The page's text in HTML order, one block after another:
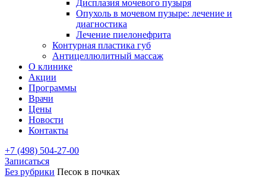
Дисплазия мочевого пузыря
Опухоль в мочевом пузыре: лечение и
диагностика
Лечение пиелонефрита
Контурная пластика губ
Антицеллюлитный массаж
О клинике
Акции
Программы
Врачи
Цены
Новости
Контакты
+7 (498) 504-27-00
Записаться
Без рубрики Песок в почках